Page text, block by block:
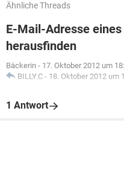
Ähnliche Threads
E-Mail-Adresse
herausfinden
Bäckerin - 17. Oktober 2012 um
BILLY.C - 18. Oktober 2012 um
1 Antwort